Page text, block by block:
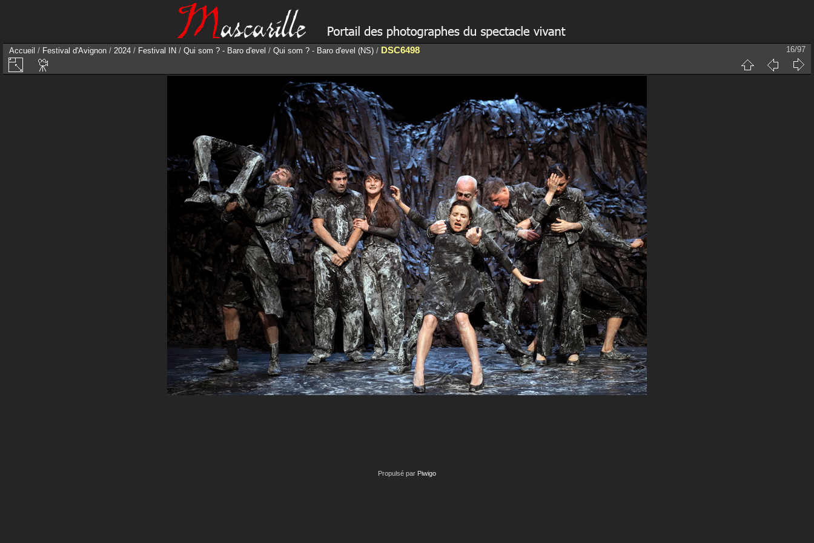
Accueil / Festival d'Avignon / 2024 / Festival IN / Qui som ? - Baro d'evel / Qui som ? - Baro d'evel (NS) / DSC6498 16/97
Propulsé par Piwigo